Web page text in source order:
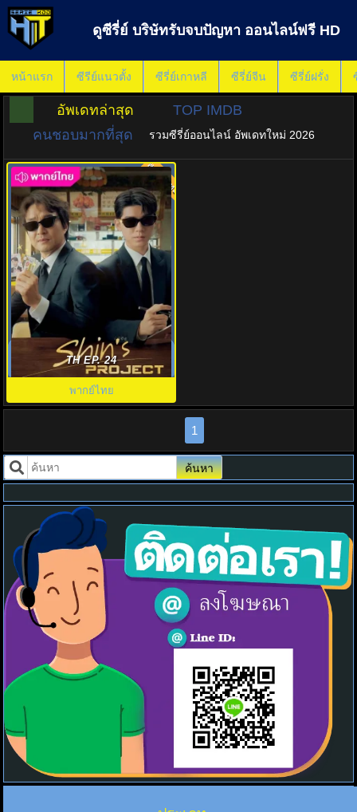
ดูซีรี่ย์ บริษัทรับจบปัญหา ออนไลน์ฟรี HD
หน้าแรก ซีรีย์แนวตั้ง ซีรี่ย์เกาหลี ซีรี่ย์จีน ซีรี่ย์ฝรั่ง
อัพเดทล่าสุด
TOP IMDB
คนชอบมากที่สุด
รวมซีรี่ย์ออนไลน์ อัพเดทใหม่ 2026
มิสเตอร์ชินรับจบ (2025) Shin’s
Project พากย์ไทย EP1-12
8.0 พากย์ไทย
TH EP. 24
พากย์ไทย
1
ค้นหา